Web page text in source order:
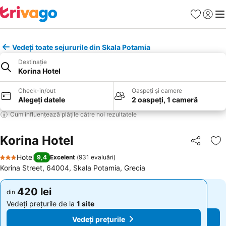
Favorite
Vedeți toate sejururile din Skala Potamia
Destinație
Korina Hotel
Check-in/out
Alegeți datele
Oaspeți și camere
2 oaspeți, 1 cameră
Cum influențează plățile către noi rezultatele
Korina Hotel Distribuiți
3 Stele
Hotel 9,4 Excelent (931 evaluări)
Korina Street, 64004, Skala Potamia, Grecia
din 420 lei
Vedeți prețurile de la 1 site
Vedeți prețurile
din 420 lei
Vedeți prețurile de la 1 site
Vedeți prețurile